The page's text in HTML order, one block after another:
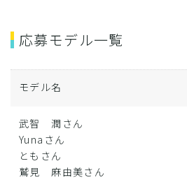
応募モデル一覧
モデル名
武智 潤さん
Yunaさん
ともさん
鷲見 麻由美さん